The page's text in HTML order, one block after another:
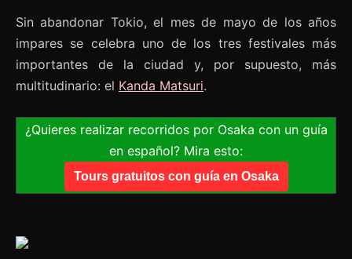
Sin abandonar Tokio, el mes de mayo de los años
impares se celebra uno de los tres festivales más
importantes de la ciudad y, por supuesto, más
multitudinario: el Kanda Matsuri.
¿Quieres realizar recorridos por Osaka con un guía
en español? Mira esto:
Tours gratuitos con guía en Osaka